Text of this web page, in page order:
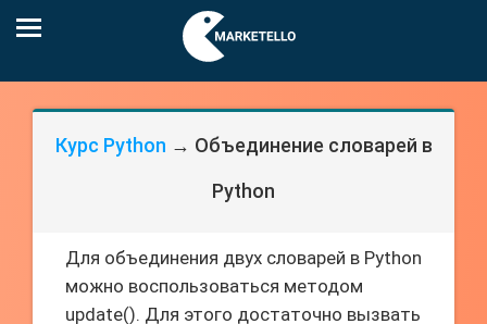
Курс Python → Объединение словарей в
Python
Для объединения двух словарей в Python
можно воспользоваться методом
update(). Для этого достаточно вызвать